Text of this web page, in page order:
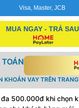
Visa, Master, JCB
MUA NGAY - TRẢ SAU
KHOẢN VAY TRÊN
đa 500.000đ khi chọn